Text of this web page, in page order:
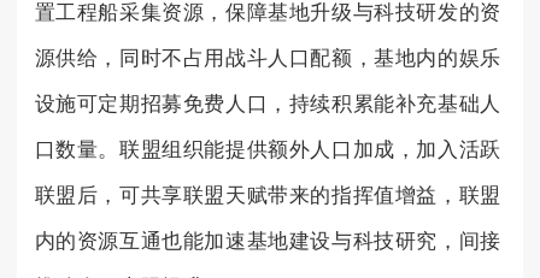
置工程船采集资源，保障基地升级与科技研发的资
源供给，同时不占用战斗人口配额，基地内的娱乐
设施可定期招募免费人口，持续积累能补充基础人
口数量。联盟组织能提供额外人口加成，加入活跃
联盟后，可共享联盟天赋带来的指挥值增益，联盟
内的资源互通也能加速基地建设与科技研究，间接